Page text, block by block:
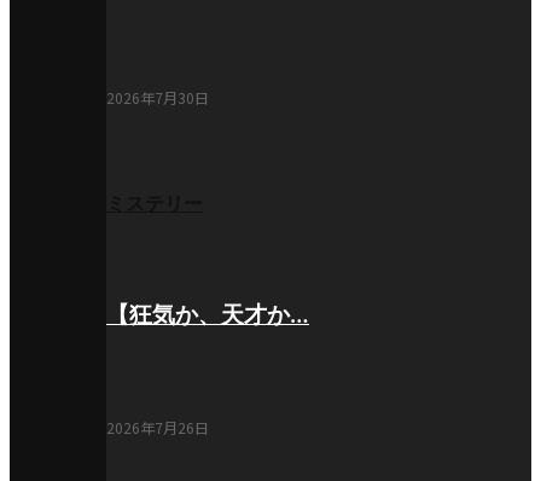
2026年7月30日
【狂気か、天才か…
2026年7月26日